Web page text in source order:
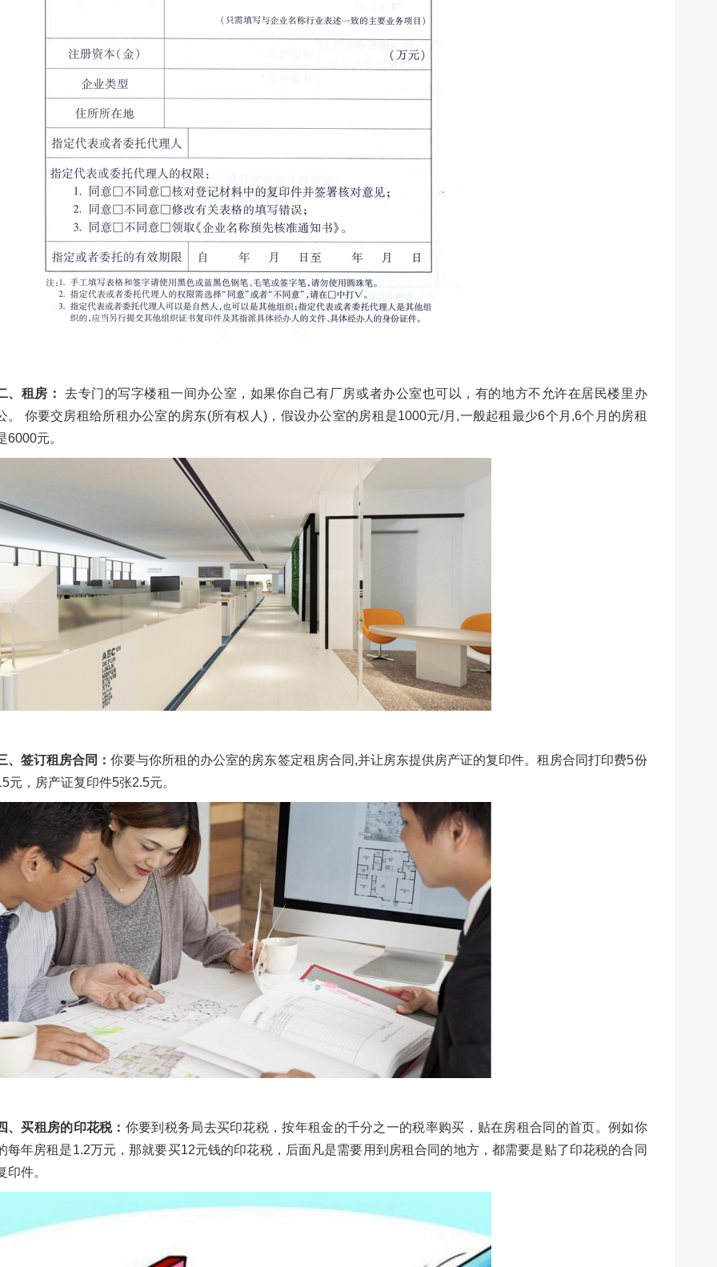
、租房：
去专门的写字楼租一间办公室，如果你自己有厂房或者办公室也可以，有的地方不允许在居民楼里办
。 你要交房租给所租办公室的房东(所有权人)，假设办公室的房租是1000元/月,一般起租最少6个月,6个月的房租
6000元。
、签订租房合同：你要与你所租的办公室的房东签定租房合同,并让房东提供房产证的复印件。租房合同打印费5份
元，房产证复印件5张2.5元。
、买租房的印花税： 你要到税务局去买印花税，按年租金的千分之一的税率购买，贴在房租合同的首页。例如你
每年房租是1.2万元，那就要买12元钱的印花税，后面凡是需要用到房租合同的地方，都需要是贴了印花税的合同
印件。